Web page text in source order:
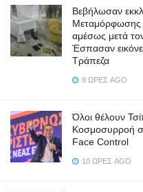
Βεβήλωσαν
Μεταμόρφωσης
αμέσως μετά
Έσπασαν
Τράπεζα
9 ΏΡΕΣ AGO
Όλοι θέλουν
Κοσμοσυρροή
Face Control
10 ΏΡΕΣ AGO